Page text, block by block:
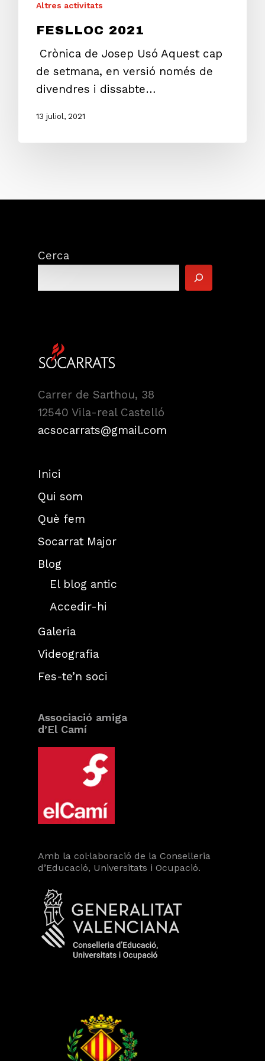
Altres activitats
FESLLOC 2021
Crònica de Josep Usó Aquest cap
de setmana, en versió només de
divendres i dissabte…
13 juliol, 2021
Cerca
Carrer de Sarthou, 38
12540 Vila-real Castelló
acsocarrats@gmail.com
Inici
Qui som
Què fem
Socarrat Major
Blog
El blog antic
Accedir-hi
Galeria
Videografia
Fes-te’n soci
Associació amiga
d’El Camí
Amb la col·laboració de la Conselleria
d’Educació, Universitats i Ocupació.